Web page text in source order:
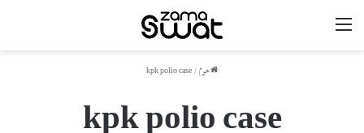
ھوم/
kpk polio case
kpk polio case